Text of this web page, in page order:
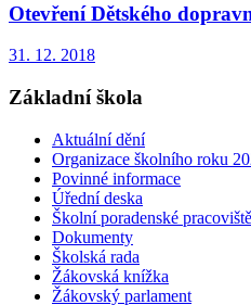
Otevření Dětského
31. 12. 2018
Základní škola
Aktuální dění
Organizace školního roku
Povinné informace
Úřední deska
Školní poradenské pracoviště
Dokumenty
Školská rada
Žákovská knížka
Žákovský parlament